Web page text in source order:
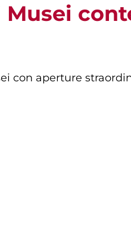
Musei
con aperture